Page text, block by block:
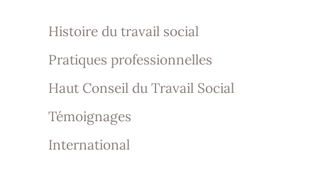
Histoire du travail social
Pratiques professionnelles
Haut Conseil du Travail Social
Témoignages
International